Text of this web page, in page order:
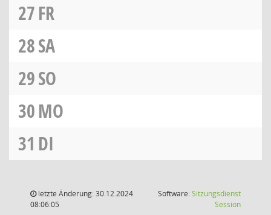
27FR
28SA
29SO
30MO
31 DI
letzte Änderung: 30.12.2024
08:06:05
Software:Sitzungsdienst
Session(Wird in